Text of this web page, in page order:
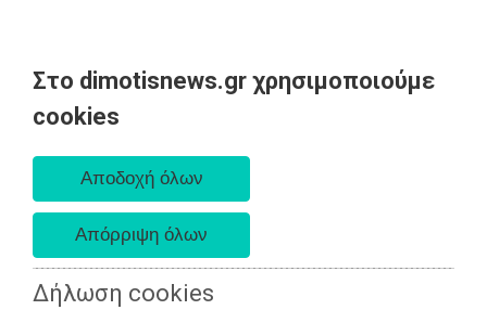
Στο dimotisnews.gr χρησιμοποιούμε
cookies
Δήλωση cookies
AΡΧΙΚΗ
ΕΙΔΗΣΕΙΣ
ΠΟΛΙΤΙΚΗ
ΤΟΠΙΚΗ
ΑΥΤΟΔΙΟΙΚΗΣΗ